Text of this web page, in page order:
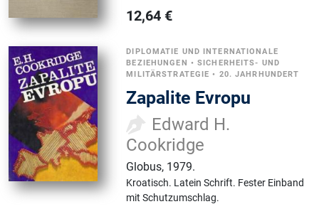
12,64 €
DIPLOMATIE UND INTERNATIONALE
BEZIEHUNGEN •SICHERHEITS- UND
MILITÄRSTRATEGIE • 20. JAHRHUNDERT
Zapalite Evropu
Edward H.
Cookridge
Globus, 1979.
Kroatisch. Latein Schrift. Fester Einband
mit Schutzumschlag.